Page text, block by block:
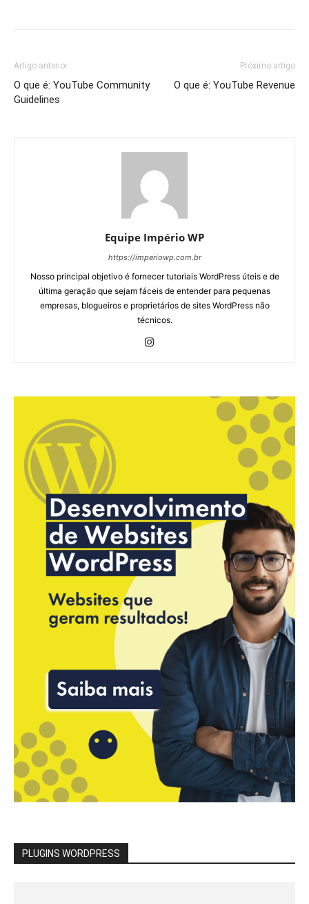
Artigo anterior
O que é: YouTube Community
Guidelines
Próximo artigo
O que é: YouTube Revenue
Equipe Império WP
https://imperiowp.com.br
Nosso principal objetivo é fornecer tutoriais WordPress úteis e de
última geração que sejam fáceis de entender para pequenas
empresas, blogueiros e proprietários de sites WordPress não
técnicos.
PLUGINS WORDPRESS